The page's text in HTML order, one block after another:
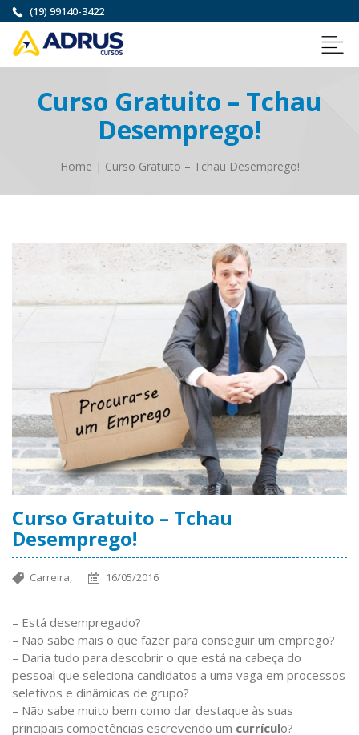
(19) 99140-3422
Curso Gratuito – Tchau
Desemprego!
Home | Curso Gratuito – Tchau Desemprego!
Curso Gratuito – Tchau
Desemprego!
Carreira, 16/05/2016
– Está desempregado?
– Não sabe mais o que fazer para conseguir um emprego?
– Daria tudo para descobrir o que está na cabeça do
pessoal que seleciona candidatos a uma vaga em processos
seletivos e dinâmicas de grupo?
– Não sabe muito bem como dar destaque às suas
principais competências escrevendo um currículo?